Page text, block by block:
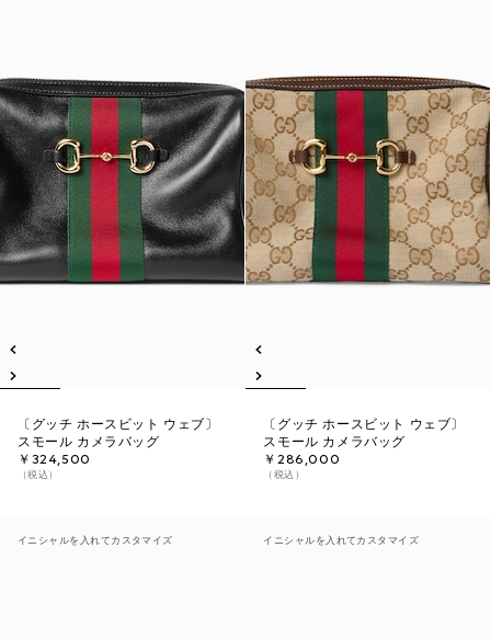
〔グッチ ホースビット ウェブ〕
スモール カメラバッグ
￥324,500
（税込）
〔グッチ ホースビット ウェブ〕
スモール カメラバッグ
￥286,000
（税込）
イニシャルを入れてカスタマイズ イニシャルを入れてカスタマイズ